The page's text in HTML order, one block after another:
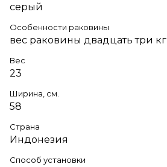
серый
Особенности раковины
вес раковины двадцать три кг
Вес
23
Ширина, см.
58
Страна
Индонезия
Способ установки